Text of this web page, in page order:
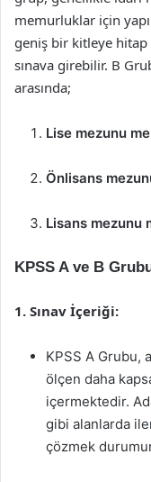
memurluklar için
geniş bir kitleye
sınava girebilir. B
arasında;
Lise mezunu
Önlisans
Lisans mezunu
KPSS A ve B
1. Sınav İçeriği:
KPSS A Grubu,
ölçen daha
içermektedir.
gibi alanlarda
çözmek